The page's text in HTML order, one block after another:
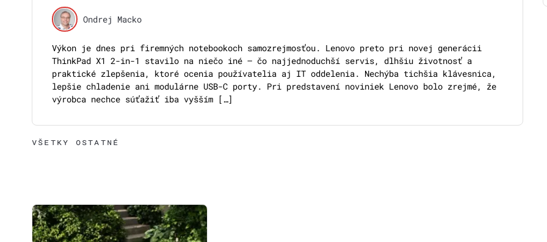
Ondrej Macko
Výkon je dnes pri firemných notebookoch samozrejmosťou. Lenovo preto pri novej generácii
ThinkPad X1 2-in-1 stavilo na niečo iné – čo najjednoduchší servis, dlhšiu životnosť a
praktické zlepšenia, ktoré ocenia používatelia aj IT oddelenia. Nechýba tichšia klávesnica,
lepšie chladenie ani modulárne USB-C porty. Pri predstavení noviniek Lenovo bolo zrejmé, že
výrobca nechce súťažiť iba vyšším […]
VŠETKY OSTATNÉ